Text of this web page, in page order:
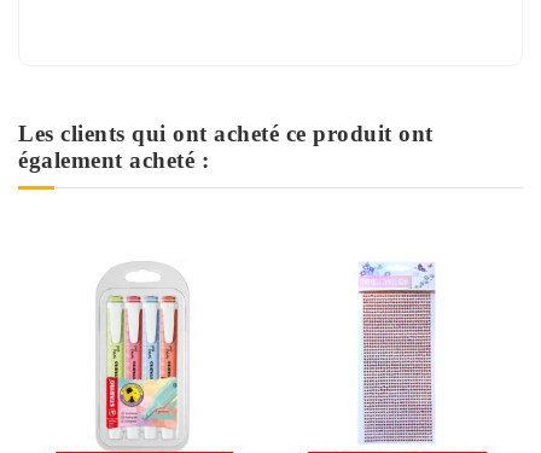
Les clients qui ont acheté ce produit ont
également acheté :